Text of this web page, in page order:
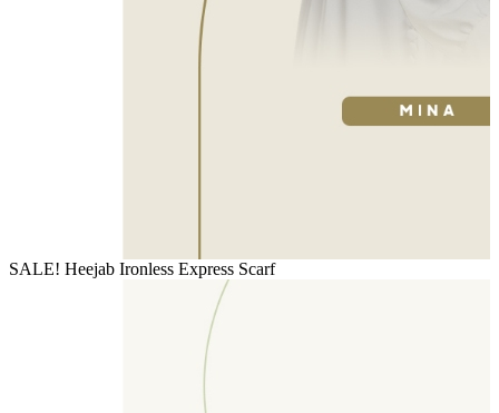
SALE! Heejab Ironless Express Scarf